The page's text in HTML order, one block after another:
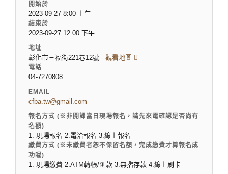
開始於
2023-09-27 8:00 上午
結束於
2023-09-27 12:00 下午
地址
彰化市三福街221巷12號 觀看地圖
電話
04-7270808
EMAIL
cfba.tw@gmail.com
報名方式 (※非開課當日現場報名，請先來電確認是否尚有
名額)
1. 現場報名 2.電洽報名 3.線上報名
繳費方式 (※未繳費者恕不保留名額，完成繳費才算報名成
功喔)
1. 現場繳費 2.ATM轉帳/匯款 3.無摺存款 4.線上刷卡